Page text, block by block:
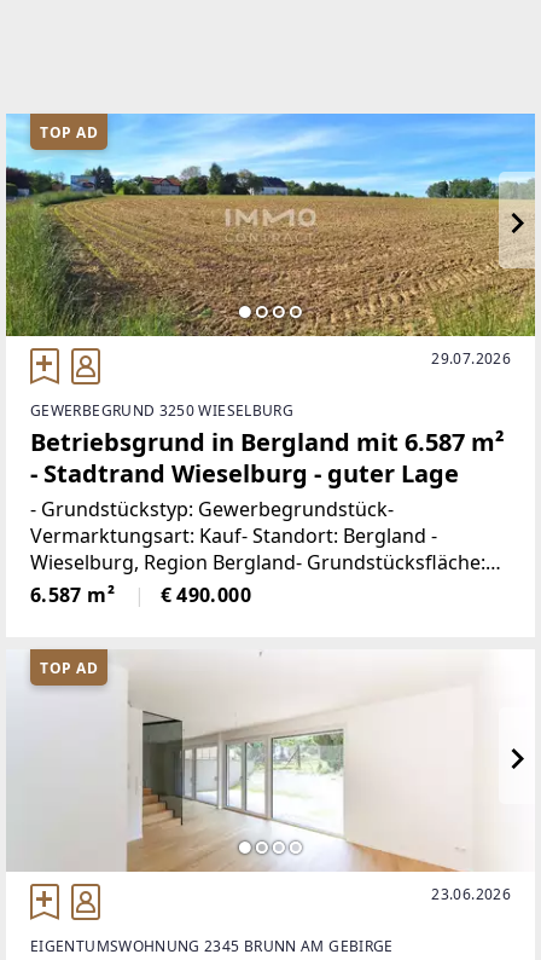
TOP AD
29.07.2026
GEWERBEGRUND 3250 WIESELBURG
Betriebsgrund in Bergland mit 6.587 m²
- Stadtrand Wieselburg - guter Lage
- Grundstückstyp: Gewerbegrundstück-
Vermarktungsart: Kauf- Standort: Bergland -
Wieselburg, Region Bergland- Grundstücksfläche:
ca. 6.587 m²- Verfügbarkeit: Sofort zu übernehmen-
Ideale Lage für Ihr Gewerbeprojekt in einer
aufstrebenden
6.587 m² € 490.000
TOP AD
23.06.2026
EIGENTUMSWOHNUNG 2345 BRUNN AM GEBIRGE